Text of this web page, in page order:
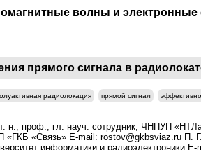
волны и электронные
прямого сигнала в
радиолокация прямой сигнал
н., проф., гл. науч. сотрудник, ЧНПУП
«ГКБ «Связь» E-mail: rostov@gkbsviaz.ru П.
информатики и радиоэлектроники